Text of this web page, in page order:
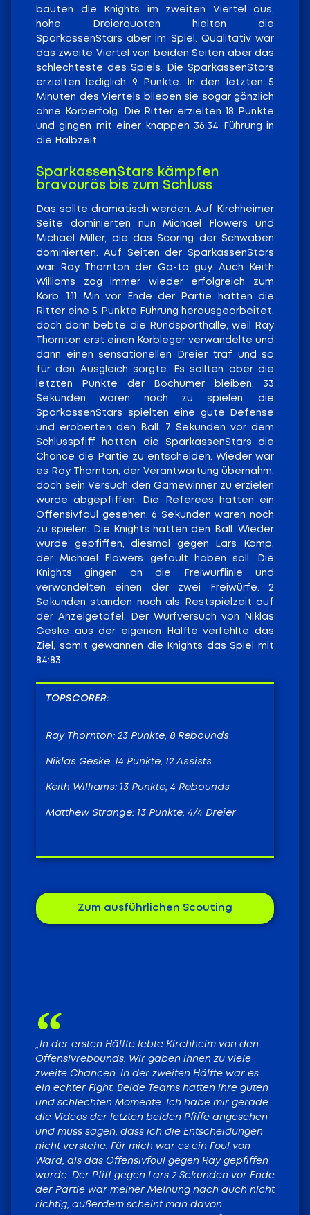
bauten die Knights im zweiten Viertel aus,
hohe Dreierquoten hielten die
SparkassenStars aber im Spiel. Qualitativ war
das zweite Viertel von beiden Seiten aber das
schlechteste des Spiels. Die SparkassenStars
erzielten lediglich 9 Punkte. In den letzten 5
Minuten des Viertels blieben sie sogar gänzlich
ohne Korberfolg. Die Ritter erzielten 18 Punkte
und gingen mit einer knappen 36:34 Führung in
die Halbzeit.
SparkassenStars kämpfen
bravourös bis zum Schluss
Das sollte dramatisch werden. Auf Kirchheimer
Seite dominierten nun Michael Flowers und
Michael Miller, die das Scoring der Schwaben
dominierten. Auf Seiten der SparkassenStars
war Ray Thornton der Go-to guy. Auch Keith
Williams zog immer wieder erfolgreich zum
Korb. 1:11 Min vor Ende der Partie hatten die
Ritter eine 5 Punkte Führung herausgearbeitet,
doch dann bebte die Rundsporthalle, weil Ray
Thornton erst einen Korbleger verwandelte und
dann einen sensationellen Dreier traf und so
für den Ausgleich sorgte. Es sollten aber die
letzten Punkte der Bochumer bleiben. 33
Sekunden waren noch zu spielen, die
SparkassenStars spielten eine gute Defense
und eroberten den Ball. 7 Sekunden vor dem
Schlusspfiff hatten die SparkassenStars die
Chance die Partie zu entscheiden. Wieder war
es Ray Thornton, der Verantwortung übernahm,
doch sein Versuch den Gamewinner zu erzielen
wurde abgepfiffen. Die Referees hatten ein
Offensivfoul gesehen. 6 Sekunden waren noch
zu spielen. Die Knights hatten den Ball. Wieder
wurde gepfiffen, diesmal gegen Lars Kamp,
der Michael Flowers gefoult haben soll. Die
Knights gingen an die Freiwurflinie und
verwandelten einen der zwei Freiwürfe. 2
Sekunden standen noch als Restspielzeit auf
der Anzeigetafel. Der Wurfversuch von Niklas
Geske aus der eigenen Hälfte verfehlte das
Ziel, somit gewannen die Knights das Spiel mit
84:83.
TOPSCORER:
Ray Thornton: 23 Punkte, 8 Rebounds
Niklas Geske: 14 Punkte, 12 Assists
Keith Williams: 13 Punkte, 4 Rebounds
Matthew Strange: 13 Punkte, 4/4 Dreier
Zum ausführlichen Scouting
„In der ersten Hälfte lebte Kirchheim von den
Offensivrebounds. Wir gaben ihnen zu viele
zweite Chancen. In der zweiten Hälfte war es
ein echter Fight. Beide Teams hatten ihre guten
und schlechten Momente. Ich habe mir gerade
die Videos der letzten beiden Pfiffe angesehen
und muss sagen, dass ich die Entscheidungen
nicht verstehe. Für mich war es ein Foul von
Ward, als das Offensivfoul gegen Ray gepfiffen
wurde. Der Pfiff gegen Lars 2 Sekunden vor Ende
der Partie war meiner Meinung nach auch nicht
richtig, außerdem scheint man davon